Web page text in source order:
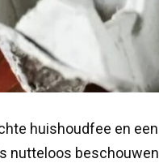
huishoudfee en
nutteloos